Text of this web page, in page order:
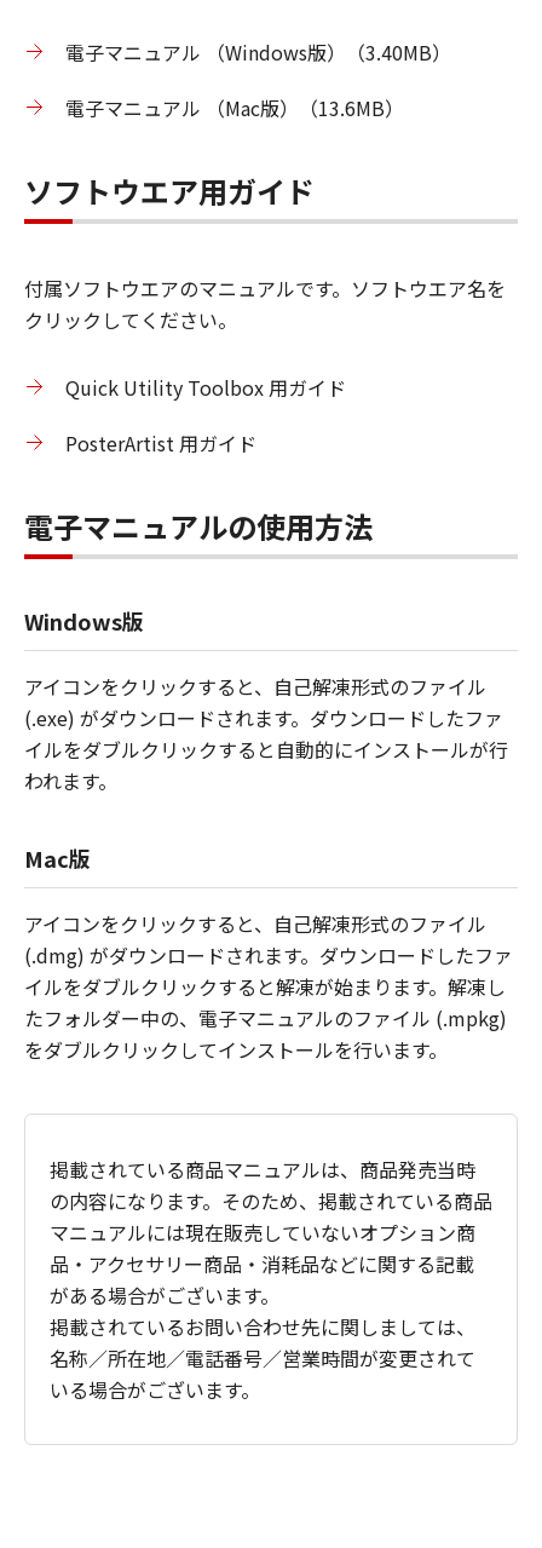
電子マニュアル （Windows版）（3.40MB）
電子マニュアル （Mac版）（13.6MB）
ソフトウエア用ガイド
付属ソフトウエアのマニュアルです。ソフトウエア名を
クリックしてください。
Quick Utility Toolbox 用ガイド
PosterArtist 用ガイド
電子マニュアルの使用方法
Windows版
アイコンをクリックすると、自己解凍形式のファイル
(.exe) がダウンロードされます。ダウンロードしたファ
イルをダブルクリックすると自動的にインストールが行
われます。
Mac版
アイコンをクリックすると、自己解凍形式のファイル
(.dmg) がダウンロードされます。ダウンロードしたファ
イルをダブルクリックすると解凍が始まります。解凍し
たフォルダー中の、電子マニュアルのファイル (.mpkg)
をダブルクリックしてインストールを行います。
掲載されている商品マニュアルは、商品発売当時
の内容になります。そのため、掲載されている商品
マニュアルには現在販売していないオプション商
品・アクセサリー商品・消耗品などに関する記載
がある場合がございます。
掲載されているお問い合わせ先に関しましては、
名称／所在地／電話番号／営業時間が変更されて
いる場合がございます。